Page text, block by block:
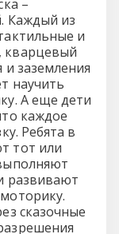
–
Каждый из
и
кварцевый
и заземления
научить
А еще дети
каждое
Ребята в
тот или
развивают
сказочные